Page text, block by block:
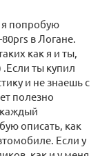
я попробую
в Логане.
как я и ты,
.Если ты купил
и не знаешь с
полезно
описать, как
Если у